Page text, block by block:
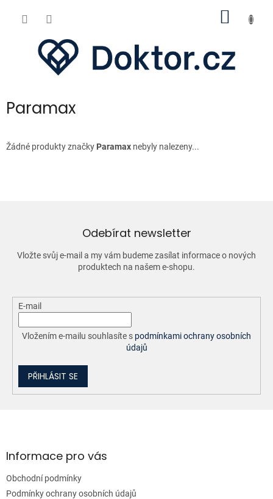
Paramax
Žádné produkty značky Paramax nebyly nalezeny...
Odebírat newsletter
Vložte svůj e-mail a my vám budeme zasílat informace o nových
produktech na našem e-shopu.
E-mail
Vložením e-mailu souhlasíte s podmínkami ochrany osobních
údajů
PŘIHLÁSIT SE
aInformace pro vás
Obchodní podmínky
Podmínky ochrany osobních údajů